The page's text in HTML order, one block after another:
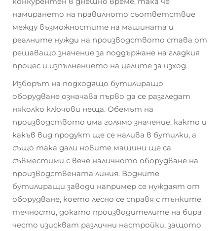
намирането на правилното съответствие
между възможностите на машината и
реалните нужди на производството става от
решаващо значение за поддържане на гладкия
процес и изпълнението на целите за изход.
Изборът на подходящо бутилиращо
оборудване означава първо да се разгледат
няколко ключови неща. Обемът на
производството има голямо значение, както и
какъв вид продукт ще се налива в бутилки, а
също така дали новите машини ще са
съвместими с вече наличното оборудване на
производствената линия. Водните
бутилиращи заводи например се нуждаят от
оборудване, което лесно се справя с тънките
течности, докато производителите на бира
често изискват различни настройки, защото